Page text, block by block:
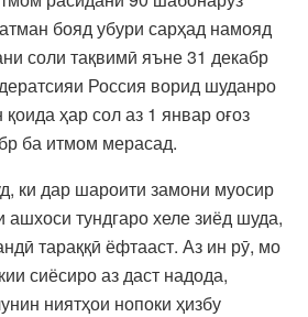
бояд убури сарҳад намояд
соли тақвимӣ яъне 31 декабр
Россия ворид шуданро
ҳар сол аз 1 январ оғоз
ба итмом мерасад.
ки дар шароити замони муосир
ашхоси тундгаро хеле зиёд шуда,
тараққӣ ёфтааст. Аз ин рӯ, мо
сиёсиро аз даст надода,
ниятҳои нопоки ҳизбу